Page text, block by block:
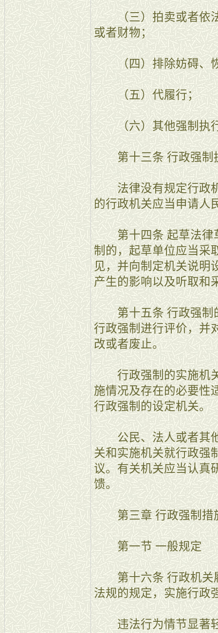
（三）拍卖或者依法
或者财物；
（四）排除妨碍、
（五）代履行；
（六）其他强制执
第十三条 行政强制
法律没有规定行政机
的行政机关应当申请人
第十四条 起草法律草
制的，起草单位应当采
见，并向制定机关说明
产生的影响以及听取和
第十五条 行政强制的
行政强制进行评价，并
改或者废止。
行政强制的实施机关
施情况及存在的必要性
行政强制的设定机关。
公民、法人或者其他
关和实施机关就行政强
议。有关机关应当认真
馈。
第三章 行政强制措
第一节 一般规定
第十六条 行政机关履
法规的规定，实施行政
违法行为情节显著轻